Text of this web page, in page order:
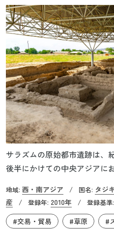
サラズムの原始都市遺跡は、
後半にかけての中央アジアに
の一つであり、その中心地は
山岳地帯と、広大な渓谷の間
な渓谷が、ここへ最初に定住
地域: 西・南アジア / 国名: タジ
産
/ 登録年: 2010年 / 登録基準:
#交易・貿易
#草原 #